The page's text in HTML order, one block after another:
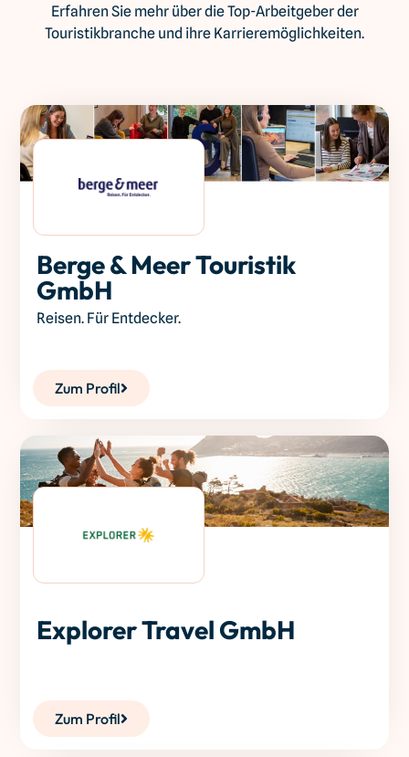
Erfahren Sie mehr über die Top-Arbeitgeber der
Touristikbranche und ihre Karrieremöglichkeiten.
Berge & Meer Touristik
GmbH
Reisen. Für Entdecker.
Zum Profil
Explorer Travel GmbH
Zum Profil